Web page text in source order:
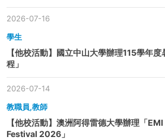
學生
2026-07-16
【他校活動】國立中山大學辦理115學年
程」
教職員,教師
2026-07-14
【他校活動】澳洲阿得雷德大學辦理「
Festival 2026」